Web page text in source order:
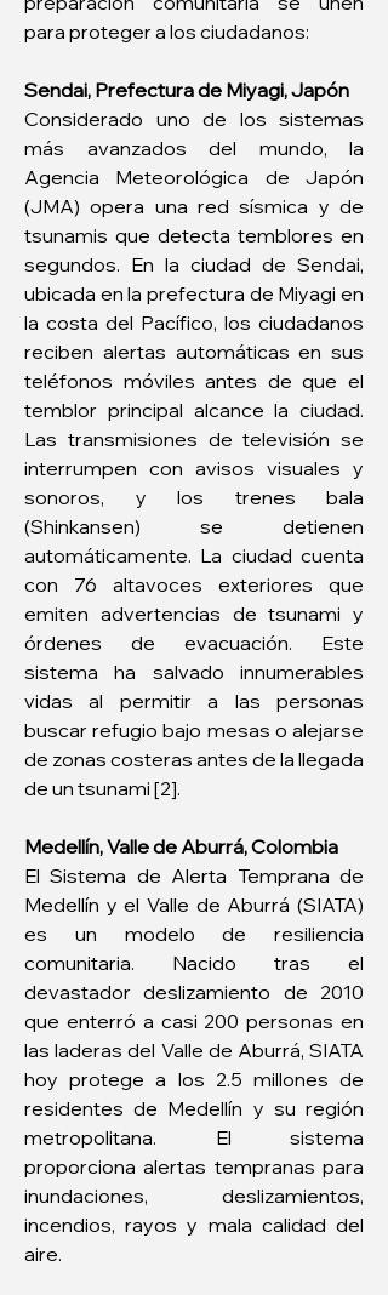
para proteger a los ciudadanos:
Sendai, Prefectura de Miyagi, Japón
Considerado uno de los sistemas
más avanzados del mundo, la
Agencia Meteorológica de Japón
(JMA) opera una red sísmica y de
tsunamis que detecta temblores en
segundos. En la ciudad de Sendai,
ubicada en la prefectura de Miyagi en
la costa del Pacífico, los ciudadanos
reciben alertas automáticas en sus
teléfonos móviles antes de que el
temblor principal alcance la ciudad.
Las transmisiones de televisión se
interrumpen con avisos visuales y
sonoros, y los trenes bala
(Shinkansen) se detienen
automáticamente. La ciudad cuenta
con 76 altavoces exteriores que
emiten advertencias de tsunami y
órdenes de evacuación. Este
sistema ha salvado innumerables
vidas al permitir a las personas
buscar refugio bajo mesas o alejarse
de zonas costeras antes de la llegada
de un tsunami [2].
Medellín, Valle de Aburrá, Colombia
El Sistema de Alerta Temprana de
Medellín y el Valle de Aburrá (SIATA)
es un modelo de resiliencia
comunitaria. Nacido tras el
devastador deslizamiento de 2010
que enterró a casi 200 personas en
las laderas del Valle de Aburrá, SIATA
hoy protege a los 2.5 millones de
residentes de Medellín y su región
metropolitana. El sistema
proporciona alertas tempranas para
inundaciones, deslizamientos,
incendios, rayos y mala calidad del
aire.